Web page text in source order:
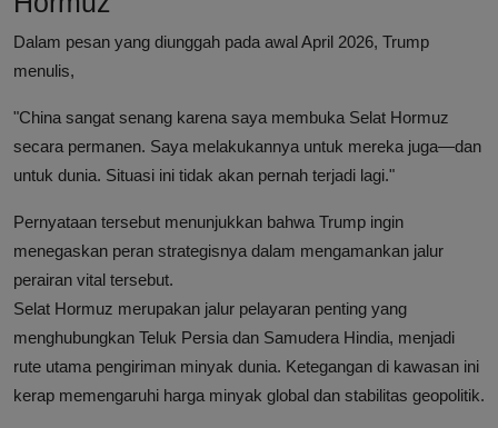
Dalam pesan yang diunggah pada awal April 2026, Trump
menulis,
"China sangat senang karena saya membuka Selat Hormuz
secara permanen. Saya melakukannya untuk mereka juga—dan
untuk dunia. Situasi ini tidak akan pernah terjadi lagi."
Pernyataan tersebut menunjukkan bahwa Trump ingin
menegaskan peran strategisnya dalam mengamankan jalur
perairan vital tersebut.
Selat Hormuz merupakan jalur pelayaran penting yang
menghubungkan Teluk Persia dan Samudera Hindia, menjadi
rute utama pengiriman minyak dunia. Ketegangan di kawasan ini
kerap memengaruhi harga minyak global dan stabilitas geopolitik.